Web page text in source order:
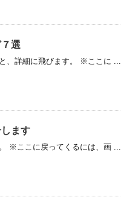
選
、詳細に飛びます。 ※ここに ...
ます
※ここに戻ってくるには、画 ...